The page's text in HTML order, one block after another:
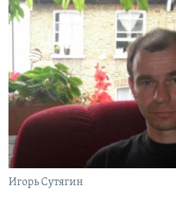
СИБИРЬ.РЕАЛИИ
РАСПИСАНИЕ ВЕЩАНИЯ
ПОДПИШИТЕСЬ НА РАССЫЛКУ
СОЦИАЛЬНЫЕ СЕТИ
Игорь Сутягин